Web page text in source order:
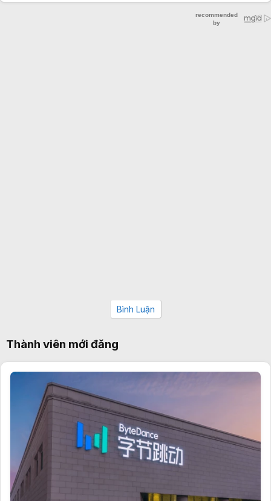
Bình Luận
Thành viên mới đăng